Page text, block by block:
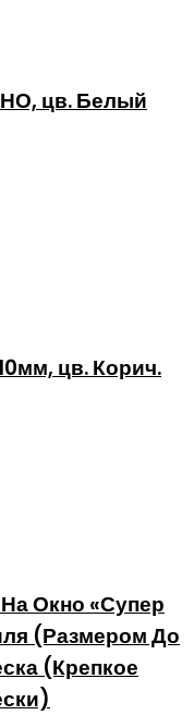
цв. Белый
цв. Корич.
Окно «Супер
(Размером До
(Крепкое